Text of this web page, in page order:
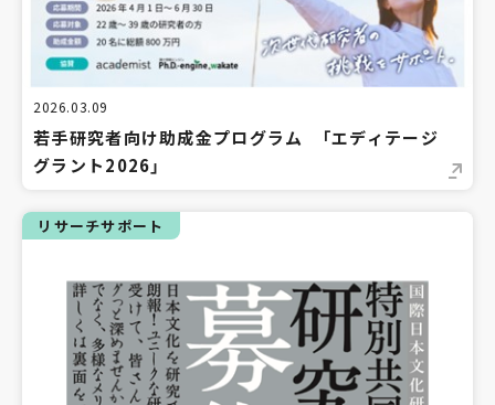
2026.03.09
若手研究者向け助成金プログラム 「エディテージ
グラント2026」
リサーチサポート